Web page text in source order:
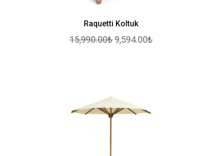
Raquetti Koltuk
15,990.00₺ 9,594.00₺